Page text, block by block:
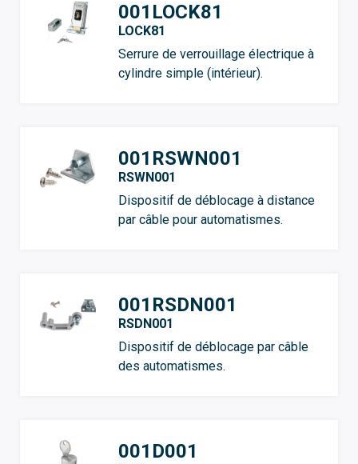
001LOCK81
LOCK81
Serrure de verrouillage électrique à
cylindre simple (intérieur).
001RSWN001
RSWN001
Dispositif de déblocage à distance
par câble pour automatismes.
001RSDN001
RSDN001
Dispositif de déblocage par câble
des automatismes.
001D001